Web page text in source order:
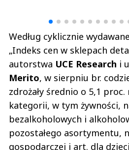
Według cyklicznie
„Indeks cen w sklepach
autorstwa UCE Research i
Merito, w sierpniu br.
zdrożały średnio o 5,1 proc.
kategorii, w tym żywności,
bezalkoholowych i
pozostałego asortymentu,
gospodarczej i art. dla